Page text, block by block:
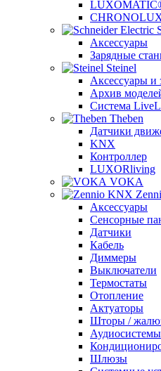
Аксессуары
Зарядные
Steinel
Аксессуары и
Архив
Система
Theben
Датчики
KNX
Контроллер
LUXORliving
VOKA
Аксессуары
Сенсорные
Датчики
Кабель
Диммеры
Выключатели
Термостаты
Отопление
Актуаторы
Шторы /
Аудиосистемы
Шлюзы